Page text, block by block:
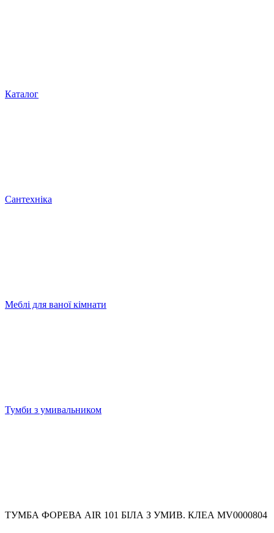
Каталог
Сантехніка
Меблі для ваної кімнати
Тумби з умивальником
ТУМБА ФОРЕВА AIR 101 БІЛА З УМИВ. КЛЕА MV0000804